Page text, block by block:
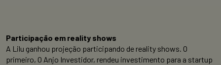
Participação em reality shows
A Lilu ganhou projeção participando de reality shows. O
primeiro, O Anjo Investidor, rendeu investimento para a startup